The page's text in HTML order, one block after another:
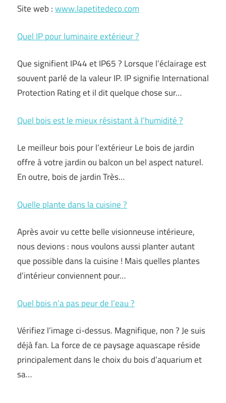
Site web :www.lapetitedeco.com
Quel IP pour luminaire extérieur ?
Que signifient IP44 et IP65 ? Lorsque l’éclairage est
souvent parlé de la valeur IP. IP signifie International
Protection Rating et il dit quelque chose sur…
Quel bois est le mieux résistant à l’humidité ?
Le meilleur bois pour l’extérieur Le bois de jardin
offre à votre jardin ou balcon un bel aspect naturel.
En outre, bois de jardin Très…
Quelle plante dans la cuisine ?
Après avoir vu cette belle visionneuse intérieure,
nous devions : nous voulons aussi planter autant
que possible dans la cuisine ! Mais quelles plantes
d’intérieur conviennent pour…
Quel bois n’a pas peur de l’eau ?
Vérifiez l’image ci-dessus. Magnifique, non ? Je suis
déjà fan. La force de ce paysage aquascape réside
principalement dans le choix du bois d’aquarium et
sa…